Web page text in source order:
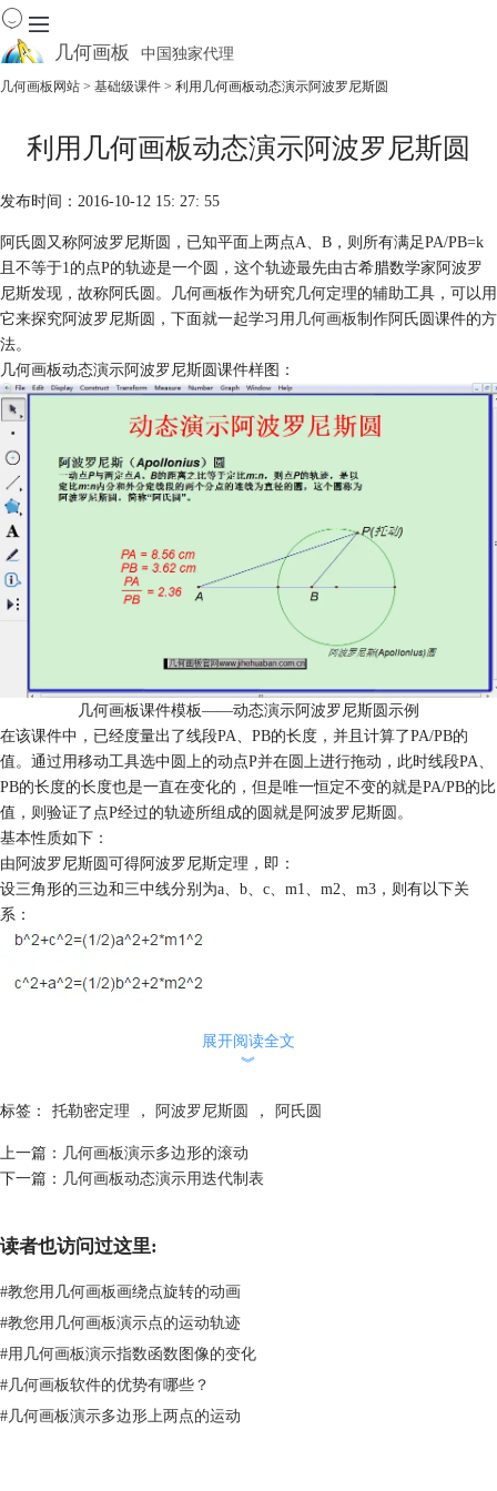
几何画板 中国独家代理
首页
产品
资源中心
软件商城
几何画板网站 > 基础级课件 > 利用几何画板动态演示阿波罗尼斯圆
利用几何画板动态演示阿波罗尼斯圆
发布时间：2016-10-12 15: 27: 55
阿氏圆又称阿波罗尼斯圆，已知平面上两点A、B，则所有满足PA/PB=k
且不等于1的点P的轨迹是一个圆，这个轨迹最先由古希腊数学家阿波罗
尼斯发现，故称阿氏圆。几何画板作为研究几何定理的辅助工具，可以用
它来探究阿波罗尼斯圆，下面就一起学习用 几何画板制作阿氏圆课件的方
法。
几何画板动态演示阿波罗尼斯圆课件样图：
几何画板课件模板——动态演示阿波罗尼斯圆示例
在该课件中，已经度量出了线段PA、PB的长度，并且计算了PA/PB的
值。通过用移动工具选中圆上的动点P并在圆上进行拖动，此时线段PA、
PB的长度的长度也是一直在变化的，但是唯一恒定不变的就是PA/PB的比
值，则验证了点P经过的轨迹所组成的圆就是阿波罗尼斯圆。
基本性质如下：
由阿波罗尼斯圆可得阿波罗尼斯定理，即：
设三角形的三边和三中线分别为a、b、c、m1、m2、m3，则有以下关
系：
（此定理用余弦定理和勾股定理可以证明）。
1.到两定点的距离之商为定值的点的轨迹是阿波罗尼斯圆。
圆。
3.到两定点的距离之差为定值(比这两点之间的距离要小)的点的轨迹是双
4.到两定点的距离之积为定值的点的轨迹是卡西尼卵形线。
阿波罗尼斯圆这个概念在课本中并未明确给出，但是最近几年的高考题目
中往往出现此类题目，所以说掌握好这个几何定理，也是很有必要的。简
下面的“下载模板”按钮，即可下载该课件，用来给学生们动态演示阿波罗
尼斯圆，方便学生全面理解该知识。利用几何画板可以验证绝大多数几何
学中的定理，比如托勒密定理，具体可参考：
理。
展开阅读全文
︾
标签： 托勒密定理 ， 阿波罗尼斯圆 ， 阿氏圆
上一篇： 几何画板演示多边形的滚动
下一篇： 几何画板动态演示用迭代制表
读者也访问过这里:
#教您用几何画板画绕点旋转的动画
#教您用几何画板演示点的运动轨迹
#用几何画板演示指数函数图像的变化
#几何画板软件的优势有哪些？
#几何画板演示多边形上两点的运动